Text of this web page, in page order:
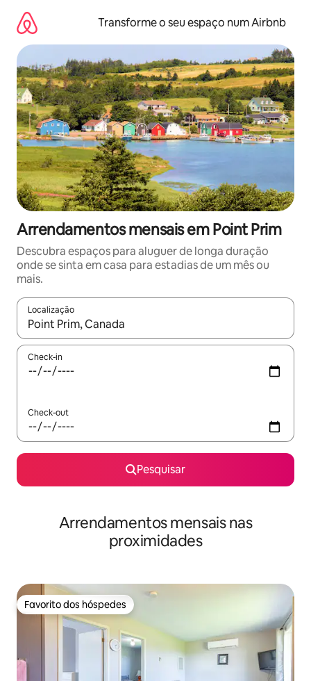
para
conteúdo
Transforme o seu espaço num Airbnb
Arrendamentos mensais em Point Prim
Descubra espaços para aluguer de longa duração
onde se sinta em casa para estadias de um mês ou
mais.
Localização
Quando os resultados estiverem disponíveis, navegue com
Check-in
Check-out
Pesquisar
Arrendamentos mensais nas
proximidades
Favorito dos hóspedes
Favorito dos hóspedes